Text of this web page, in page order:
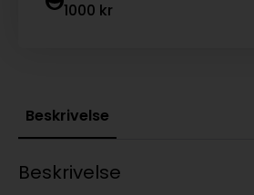
1000 kr
Beskrivelse
Beskrivelse